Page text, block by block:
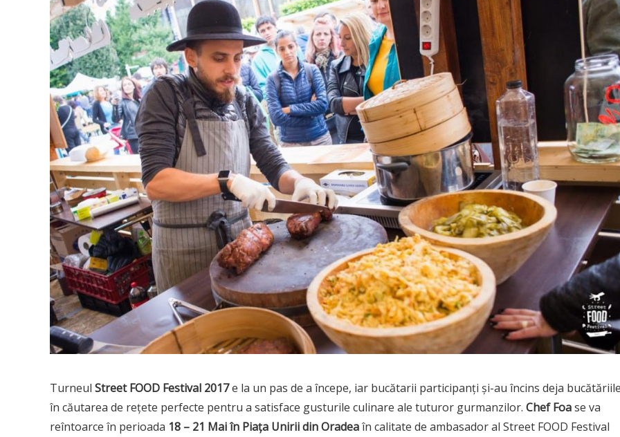
Turneul Street FOOD Festival 2017e la un pas de a începe, iar bucătarii participanți și-au încins deja bucătăriile
în căutarea de rețete perfecte pentru a satisface gusturile culinare ale tuturor gurmanzilor. Chef Foase va
reîntoarce în perioada 18 – 21 Maiîn Piața Unirii din Oradeaîn calitate de ambasador al Street FOOD Festival